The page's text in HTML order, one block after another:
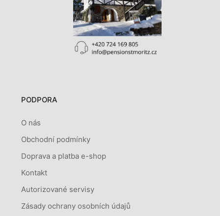
PODPORA
O nás
Obchodní podmínky
Doprava a platba e-shop
Kontakt
Autorizované servisy
Zásady ochrany osobních údajů